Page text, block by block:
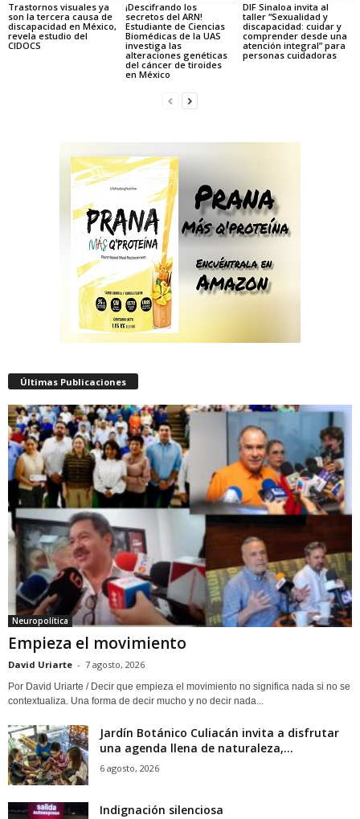
Trastornos visuales ya
son la tercera causa de
discapacidad en México,
revela estudio del
CIDOCS
¡Descifrando los
secretos del ARN!
Estudiante de Ciencias
Biomédicas de la UAS
investiga las
alteraciones genéticas
del cáncer de tiroides
en México
DIF Sinaloa invita al
taller “Sexualidad y
discapacidad: cuidar y
comprender desde una
atención integral” para
personas cuidadoras
Últimas Publicaciones
Neuropolítica
Empieza el movimiento
David Uriarte - 7 agosto, 2026
Por David Uriarte / Decir que empieza el movimiento no significa nada si no se
contextualiza. Una forma de decir mucho y no decir nada...
Jardín Botánico Culiacán invita a disfrutar
una agenda llena de naturaleza,...
6 agosto, 2026
Indignación silenciosa